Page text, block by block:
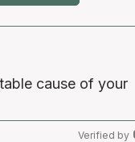
cause of your
Verified by